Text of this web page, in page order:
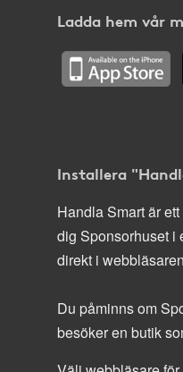
Ladda hem vår
Installera
Handla Smart är
dig Sponsorhuset i
direkt i
Du påminns om
besöker en butik